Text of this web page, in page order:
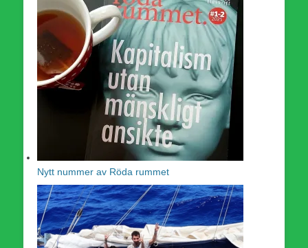
Nytt nummer av Röda rummet